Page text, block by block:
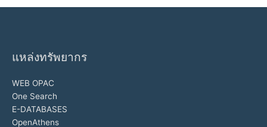
แหล่งทรัพยากร
WEB OPAC
One Search
E-DATABASES
OpenAthens